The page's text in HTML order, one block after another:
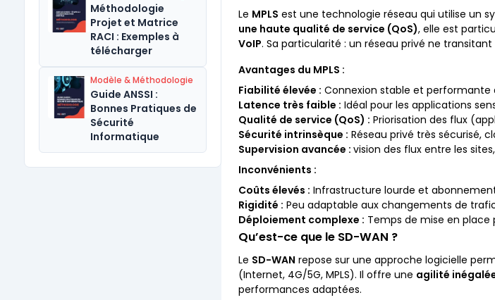
Méthodologie
Projet et Matrice
RACI : Exemples à
télécharger
Modèle & Méthodologie
Guide ANSSI :
Bonnes Pratiques de
Sécurité
Informatique
Le MPLS est une technologie réseau qui utilise un
une haute qualité de service (QoS), elle est
VoIP. Sa particularité : un réseau privé ne
Avantages du MPLS :
Fiabilité élevée : Connexion stable et performante
Latence très faible : Idéal pour les applications
Qualité de service (QoS) : Priorisation des flux
Sécurité intrinsèque : Réseau privé très sécurisé,
Supervision avancée : vision des flux entre les
Inconvénients :
Coûts élevés : Infrastructure lourde et
Rigidité : Peu adaptable aux changements de
Déploiement complexe : Temps de mise en place
Qu’est-ce que le SD-WAN ?
Le SD-WAN repose sur une approche logicielle
(Internet, 4G/5G, MPLS). Il offre une agilité
performances adaptées.